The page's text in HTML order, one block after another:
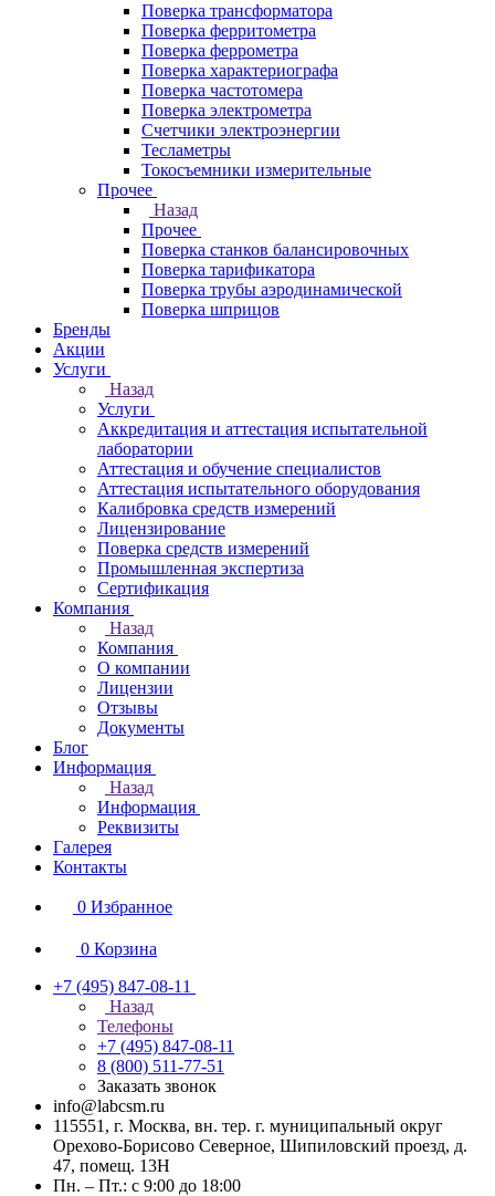
Поверка трансформатора
Поверка ферритометра
Поверка феррометра
Поверка характериографа
Поверка частотомера
Поверка электрометра
Счетчики электроэнергии
Тесламетры
Токосъемники измерительные
Прочее
Назад
Прочее
Поверка станков балансировочных
Поверка тарификатора
Поверка трубы аэродинамической
Поверка шприцов
Бренды
Акции
Услуги
Назад
Услуги
Аккредитация и аттестация испытательной
лаборатории
Аттестация и обучение специалистов
Аттестация испытательного оборудования
Калибровка средств измерений
Лицензирование
Поверка средств измерений
Промышленная экспертиза
Сертификация
Компания
Назад
Компания
О компании
Лицензии
Отзывы
Документы
Блог
Информация
Назад
Информация
Реквизиты
Галерея
Контакты
0 Избранное
0 Корзина
+7 (495) 847-08-11
Назад
Телефоны
+7 (495) 847-08-11
8 (800) 511-77-51
Заказать звонок
info@labcsm.ru
115551, г. Москва, вн. тер. г. муниципальный округ
Орехово-Борисово Северное, Шипиловский проезд, д.
47, помещ. 13Н
Пн. – Пт.: с 9:00 до 18:00